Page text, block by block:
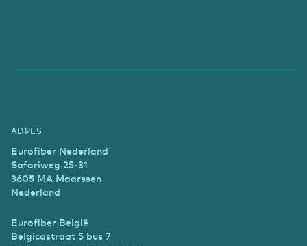
ADRES
Eurofiber Nederland
Safariweg 25-31
3605 MA Maarssen
Nederland
Eurofiber België
Belgicastraat 5 bus 7